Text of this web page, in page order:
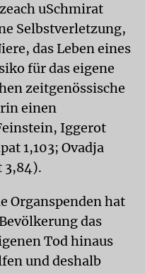
uSchmirat
Selbstverletzung,
das Leben eines
für das eigene
zeitgenössische
einen
Iggerot
1,103; Ovadja
3,84).
Organspenden hat
das
Tod hinaus
und deshalb